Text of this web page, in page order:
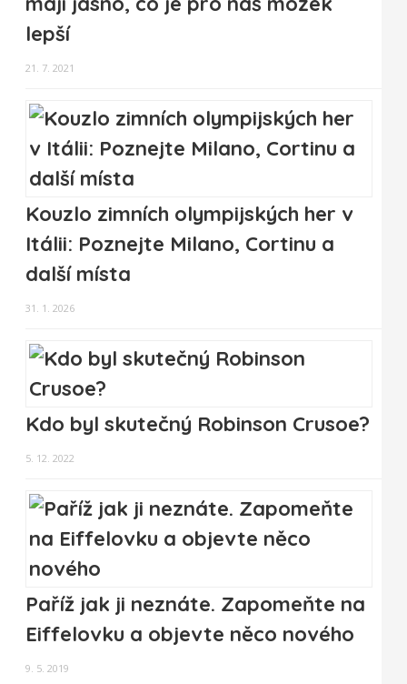
lepší
21. 7. 2021
Kouzlo zimních olympijských her v
Itálii: Poznejte Milano, Cortinu a
další místa
31. 1. 2026
Kdo byl skutečný Robinson Crusoe?
5. 12. 2022
Paříž jak ji neznáte. Zapomeňte na
Eiffelovku a objevte něco nového
9. 5. 2019